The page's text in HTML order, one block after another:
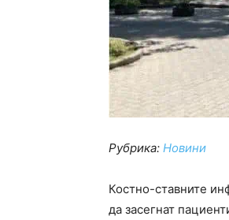
Рубрика: Новини
Костно-ставните
да засегнат